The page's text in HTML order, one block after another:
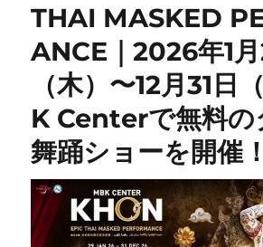
THAI MASKED
ANCE｜2026年1
（木）〜12月31日
K Centerで無料の
舞踊ショーを開催！